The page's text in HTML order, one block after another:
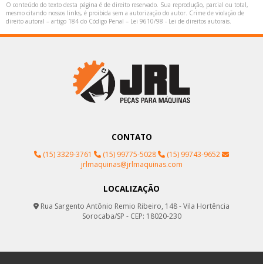
O conteúdo do texto desta página é de direito reservado. Sua reprodução, parcial ou total,
mesmo citando nossos links, é proibida sem a autorização do autor. Crime de violação de
direito autoral – artigo 184 do Código Penal – Lei 9610/98 - Lei de direitos autorais.
CONTATO
(15) 3329-3761 (15) 99775-5028
(15) 99743-9652
jrlmaquinas@jrlmaquinas.com
LOCALIZAÇÃO
Rua Sargento Antônio Remio Ribeiro, 148 - Vila Hortência
Sorocaba/SP - CEP: 18020-230